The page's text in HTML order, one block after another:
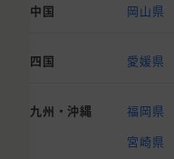
中国 岡山県
四国 愛媛県
九州・沖縄 福岡県
宮崎県